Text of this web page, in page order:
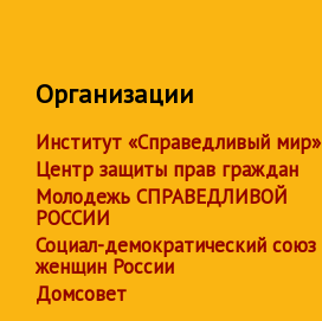
Организации
Институт «Справедливый мир»
Центр защиты прав граждан
Молодежь СПРАВЕДЛИВОЙ
РОССИИ
Социал-демократический союз
женщин России
Домсовет